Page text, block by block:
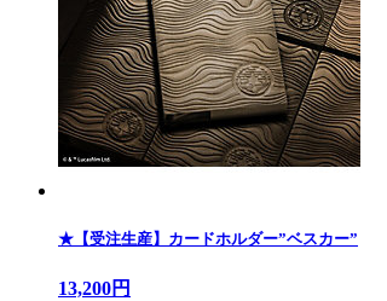
★【受注生産】カードホルダー”ベスカー”
13,200円